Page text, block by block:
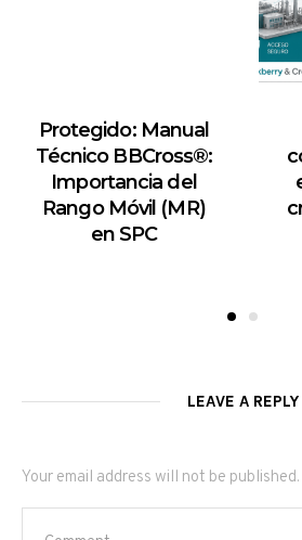
Protegido: Manual
Técnico BBCross®:
Importancia del
Rango Móvil (MR)
en SPC
LEAVE A REPLY
Your email address will not be published.